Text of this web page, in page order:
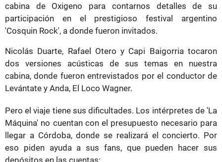
cabina de Oxigeno para contarnos detalles de su
participación en el prestigioso festival argentino
'Cosquin Rock', a donde fueron invitados.
Nicolás Duarte, Rafael Otero y Capi Baigorria tocaron
dos versiones acústicas de sus temas en nuestra
cabina, donde fueron entrevistados por el conductor de
Levántate y Anda, El Loco Wagner.
Pero el viaje tiene sus dificultades. Los intérpretes de 'La
Máquina' no cuentan con el presupuesto necesario para
llegar a Córdoba, donde se realizará el concierto. Por
eso piden ayuda a sus fans, que pueden hacer sus
depósitos en las cuentas: